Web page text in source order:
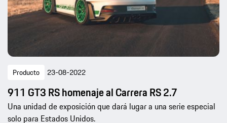
Producto 23-08-2022
911 GT3 RS homenaje al Carrera RS 2.7
Una unidad de exposición que dará lugar a una serie especial
solo para Estados Unidos.